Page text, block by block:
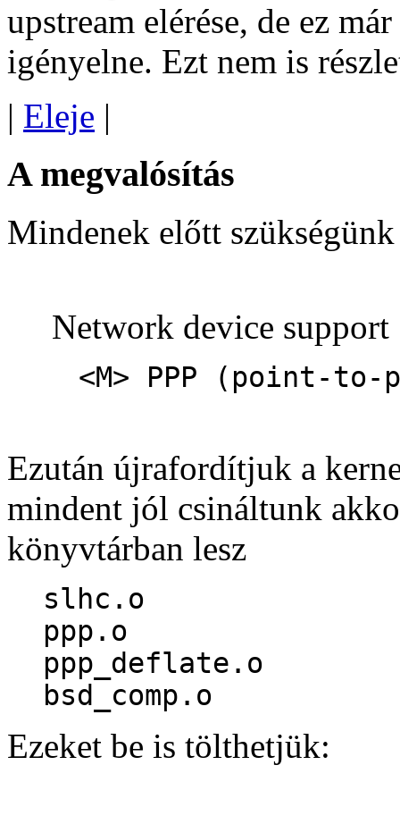
upstream elérése, de ez
igényelne. Ezt nem is
| Eleje |
A megvalósítás
Mindenek előtt
Network device
<M> PPP (point-
Ezután újrafordítjuk a
mindent jól csináltunk
könyvtárban lesz
slhc.o
ppp.o
ppp_deflate.o
bsd_comp.o
Ezeket be is tölthetjük: